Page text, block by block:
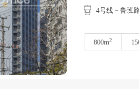
4号线－鲁班
800m2